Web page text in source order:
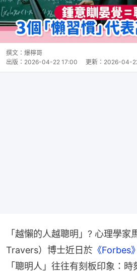
撰文： 爆檸哥
出版： 2026-04-22 17:00 更新： 2026-04-
「越懶的人越聰明」? 心理學家
Travers）博士近日於 《Forbes》
「聰明人」往往有刻板印象：